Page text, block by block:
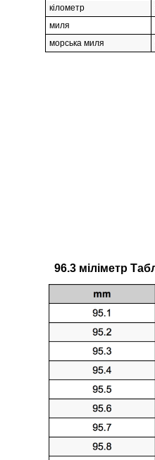
кілометр
миля
морська миля
96.3 міліметр